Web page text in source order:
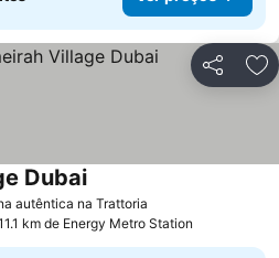
Partilhar
autêntica na Trattoria
Dubai
km de Energy Metro Station